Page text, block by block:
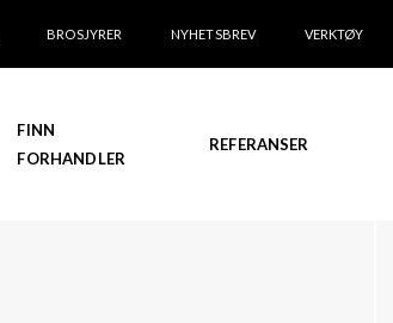
BROSJYRER NYHETSBREV VERKTØY
FINN
FORHANDLER
REFERANSER